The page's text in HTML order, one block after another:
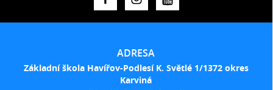
ADRESA
Základní škola Havířov-Podlesí K. Světlé 1/1372 okres
Karviná